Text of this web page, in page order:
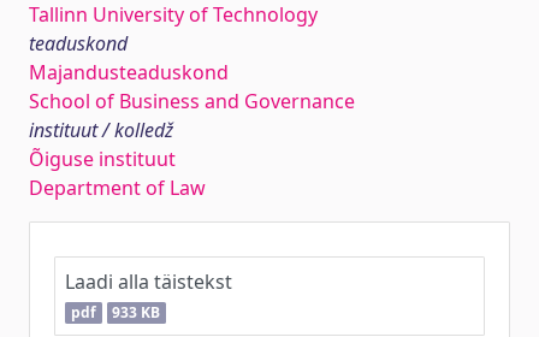
Tallinn University of Technology
teaduskond
Majandusteaduskond
School of Business and Governance
instituut / kolledž
Õiguse instituut
Department of Law
Laadi alla täistekst
pdf 933 KB